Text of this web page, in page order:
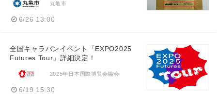
丸亀市
6/26 13:00
全国キャラバンイベント「EXPO2025
Futures Tour」詳細決定！
2025年日本国際博覧会協会
6/19 15:30